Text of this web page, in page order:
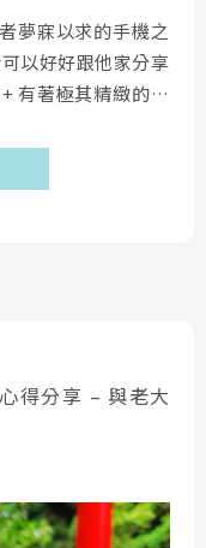
夢寐以求的手機之
以好好跟他家分享
有著極其精緻的陶
華為獨有，不僅攝
薦購買嗎？ 華為
得分享 – 與老大